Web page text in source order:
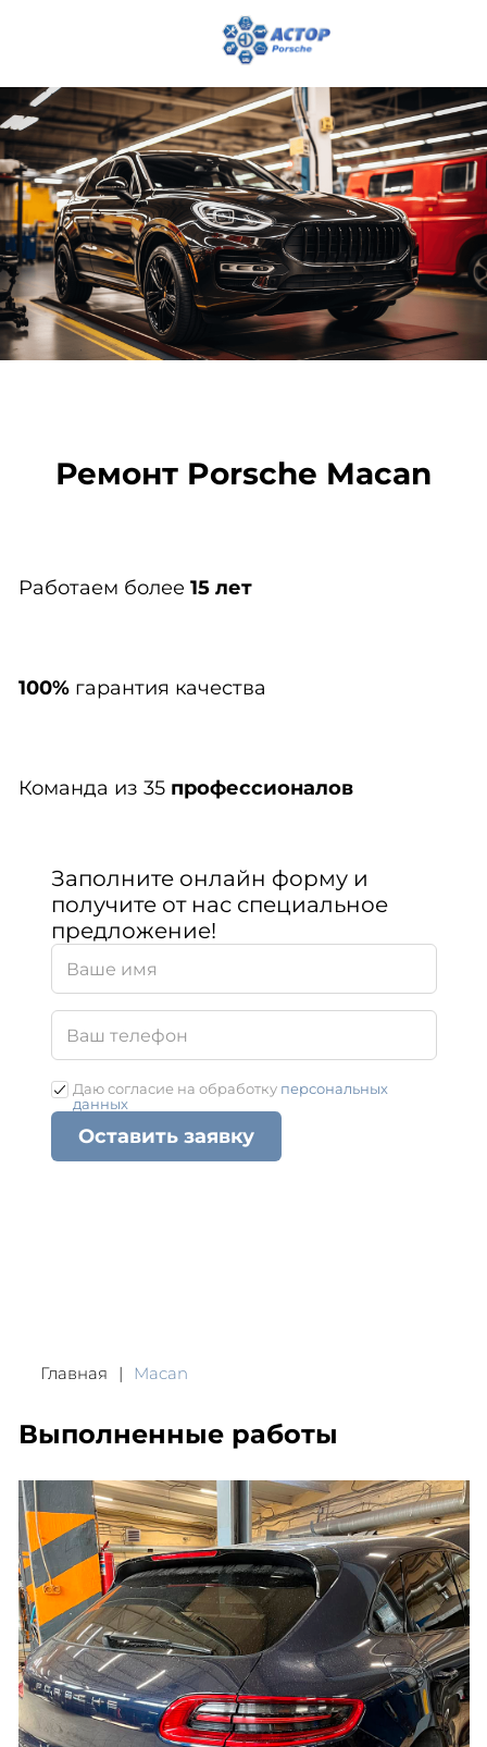
Ремонт Porsche Macan
Работаем более 15 лет
100%гарантия качества
Команда из 35 профессионалов
Заполните онлайн форму и
получите от нас специальное
предложение!
Даю согласие на обработку персональных
данных
Оставить заявку
Главная Macan
Выполненные работы